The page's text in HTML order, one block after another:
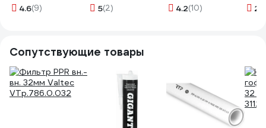
AQUA PP-R НР
4.6(9)
Plast 237032
5(2)
трубная,
4.2(10) 2
Сопутствующие товары